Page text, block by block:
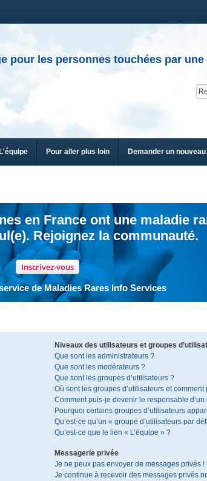
pour les personnes touchées par une
L'équipe Pour aller plus loin Demander un
en France ont une maladie
Rejoignez la communauté.
Inscrivez-vous
de Maladies Rares Info Services
Niveaux des utilisateurs et groupes
Que sont les administrateurs ?
Que sont les modérateurs ?
Que sont les groupes d’utilisateurs ?
Où sont les groupes d’utilisateurs et
Comment puis-je devenir le responsable d’un
Pourquoi certains groupes d’utilisateurs
Qu’est-ce qu’un « groupe d’utilisateurs par
Qu’est-ce que le lien « L’équipe » ?
Messagerie privée
Je ne peux pas envoyer de messages privés !
Je continue à recevoir des messages privés